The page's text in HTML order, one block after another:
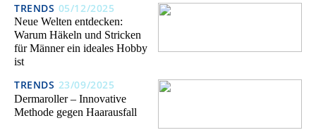
TRENDS 05/12/2025
Neue Welten entdecken:
Warum Häkeln und Stricken
für Männer ein ideales Hobby
ist
TRENDS 23/09/2025
Dermaroller – Innovative
Methode gegen Haarausfall